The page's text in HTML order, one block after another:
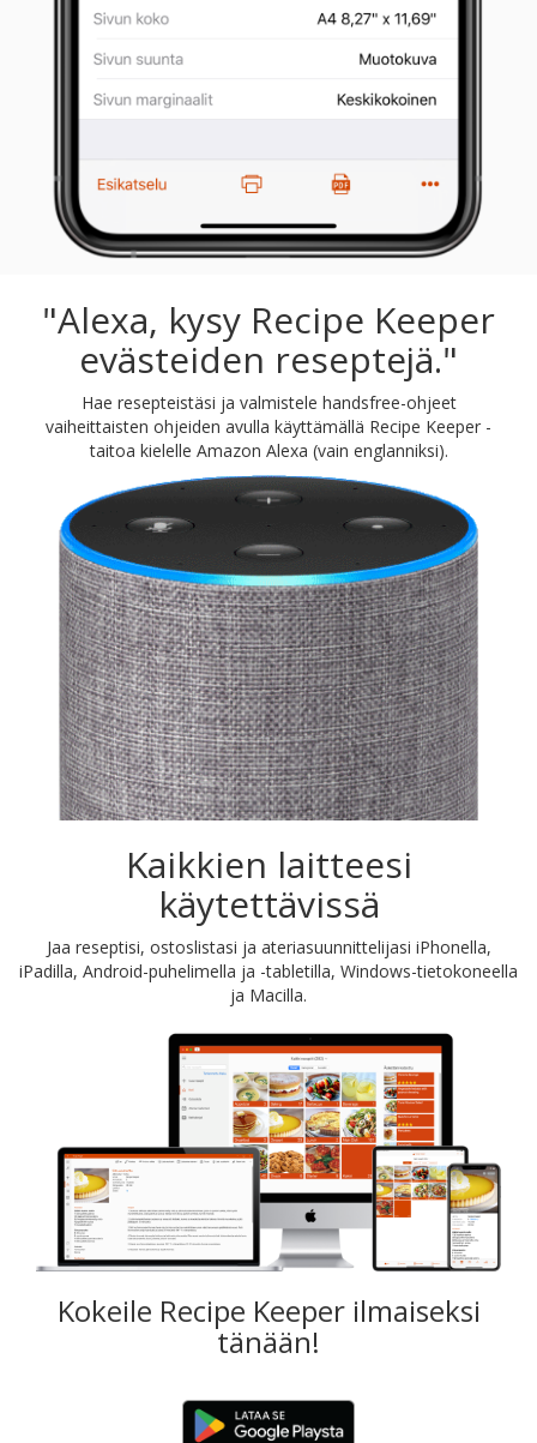
"Alexa, kysy Recipe Keeper
evästeiden reseptejä."
Hae resepteistäsi ja valmistele handsfree-ohjeet
vaiheittaisten ohjeiden avulla käyttämällä Recipe Keeper -
taitoa kielelle Amazon Alexa (vain englanniksi).
Kaikkien laitteesi
käytettävissä
Jaa reseptisi, ostoslistasi ja ateriasuunnittelijasi iPhonella,
iPadilla, Android-puhelimella ja -tabletilla, Windows-tietokoneella
ja Macilla.
Kokeile Recipe Keeper ilmaiseksi
tänään!